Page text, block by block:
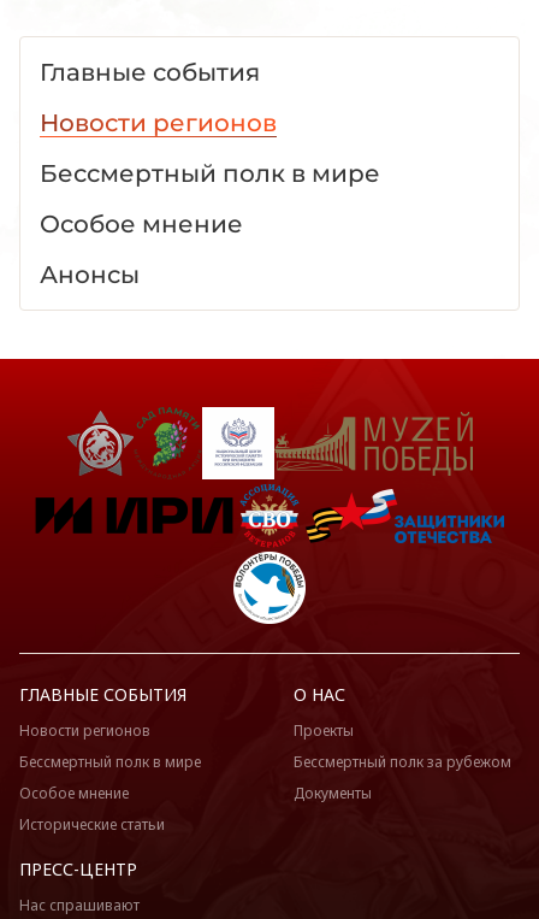
Главные события
Новости регионов
Бессмертный полк в мире
Особое мнение
Анонсы
ГЛАВНЫЕ СОБЫТИЯ
Новости регионов
Бессмертный полк в мире
Особое мнение
Исторические статьи
О НАС
Проекты
Бессмертный полк за рубежом
Документы
ПРЕСС-ЦЕНТР
Нас спрашивают